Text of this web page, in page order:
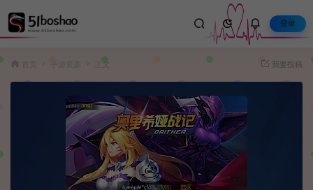
登录
手游资源 正文 我要投稿